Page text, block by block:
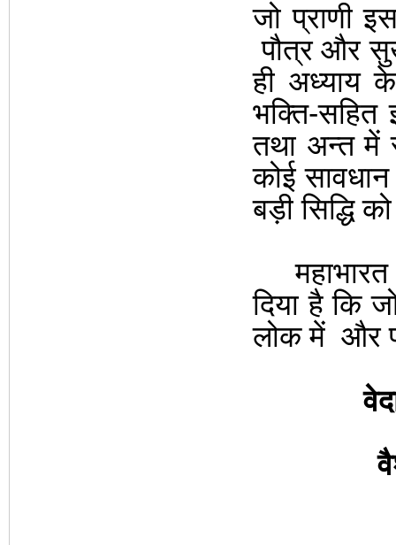
जो प्राणी
पौत्र और
ही अध्याय
भक्ति-
तथा अन्त में
कोई
बड़ी सिद्धि
दिया है कि
लोक मे और